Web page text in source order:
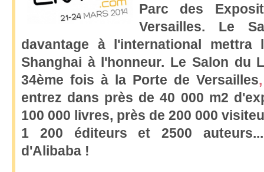
Parc des
Versailles. Le
davantage à l'international
Shanghai à l'honneur. Le Salon du
34ème fois à la Porte de Versailles,
entrez dans près de 40 000 m2
100 000 livres, près de 200 000
1 200 éditeurs et 2500
d'Alibaba !